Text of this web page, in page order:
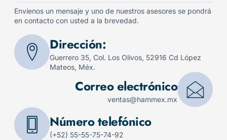
Envíenos un mensaje y uno de nuestros asesores se pondrá
en contacto con usted a la brevedad.
Dirección:
Guerrero 35, Col. Los Olivos, 52916 Cd López
Mateos, Méx.
Correo electrónico
ventas@hammex.mx
Número telefónico
(+52) 55-55-75-74-92